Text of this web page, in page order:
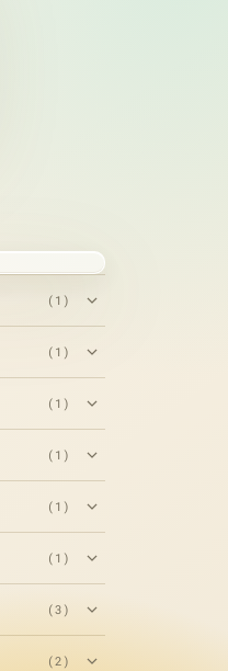
(1)
(1)
(1)
(1)
(1)
(1)
(3)
(2)